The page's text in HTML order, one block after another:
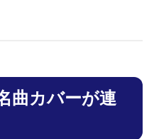
曲カバーが連